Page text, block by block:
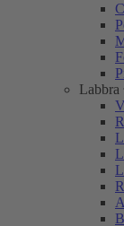
Labbra